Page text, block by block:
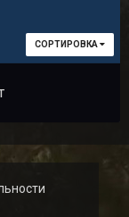
СОРТИРОВКА